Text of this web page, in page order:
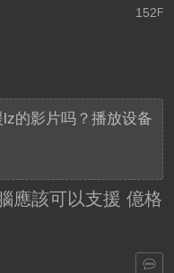
152F
的影片吗？播放设备
應該可以支援 億格